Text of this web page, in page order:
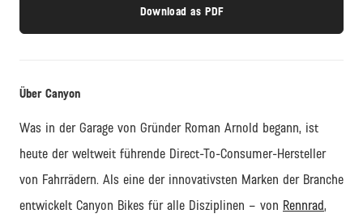
Download as PDF
Über Canyon
Was in der Garage von Gründer Roman Arnold begann, ist
heute der weltweit führende Direct-To-Consumer-Hersteller
von Fahrrädern. Als eine der innovativsten Marken der Branche
entwickelt Canyon Bikes für alle Disziplinen – von Rennrad,